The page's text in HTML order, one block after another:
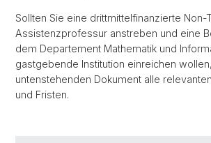
Sollten Sie eine drittmittelfinanzierte Non-
Assistenzprofessur anstreben und eine
dem Departement Mathematik und
gastgebende Institution einreichen
untenstehenden Dokument alle
und Fristen.